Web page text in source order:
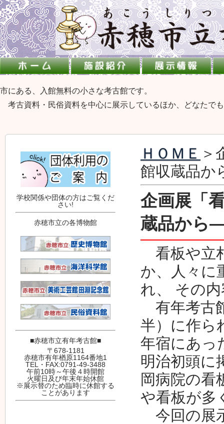
市にある、入館無料の小さな考古館です。
考古資料・民俗資料を中心に展示しているほか、どなたで
ＨＯＭＥ ＞
館収蔵品
企画展「
蔵品から
看板や立
か、人々に
れ、 その
有年考古
半）に作ら
年宿にあっ
明治初頭に
岡病院の看
や看板が多
今回の展
学校関係や団体の方はご覧くだ
さい!
赤穂市立の各博物館
■赤穂市立有年考古館■
〒678-1181
赤穂市有年楢原1164番地1
TEL・FAX:0791-49-3488
午前10時～午後４時開館
火曜日及び年末年始休館
※展示替のため臨時に休館する
ことがあります